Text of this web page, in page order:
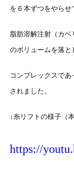
を６本ずつをやらせ
脂肪溶解注射（カ
のボリュームを落と
コンプレックスで
されました。
↓糸リフトの様子（
https://